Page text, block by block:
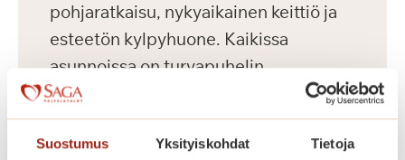
Suostumus Yksityiskohdat Tietoja
pohjaratkaisu, nykyaikainen keittiö ja
esteetön kylpyhuone. Kaikissa
asunnoissa on turvapuhelin,
sammutusjärjestelmä sekä palo- ja
häkävaroitin. Yleisiin tiloihin kuuluvat
kahvila-ravintola, kuntosali, sauna